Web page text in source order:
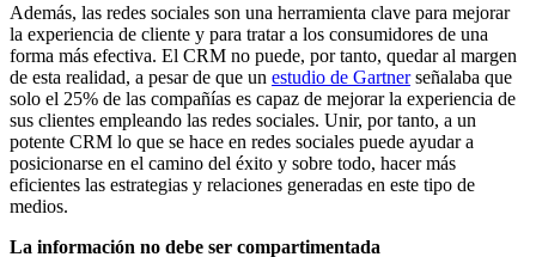
Además, las redes sociales son una herramienta clave para mejorar
la experiencia de cliente y para tratar a los consumidores de una
forma más efectiva. El CRM no puede, por tanto, quedar al margen
de esta realidad, a pesar de que un estudio de Gartnerseñalaba que
solo el 25% de las compañías es capaz de mejorar la experiencia de
sus clientes empleando las redes sociales. Unir, por tanto, a un
potente CRM lo que se hace en redes sociales puede ayudar a
posicionarse en el camino del éxito y sobre todo, hacer más
eficientes las estrategias y relaciones generadas en este tipo de
medios.
La información no debe ser compartimentada